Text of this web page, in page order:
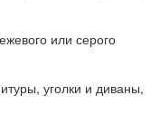
или серого
уголки и диваны,